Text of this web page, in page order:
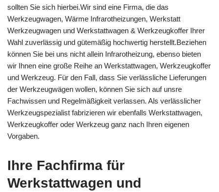
sollten Sie sich hierbei.Wir sind eine Firma, die das
Werkzeugwagen, Wärme Infrarotheizungen, Werkstatt
Werkzeugwagen und Werkstattwagen & Werkzeugkoffer Ihrer
Wahl zuverlässig und gütemäßig hochwertig herstellt.Beziehen
können Sie bei uns nicht allein Infrarotheizung, ebenso bieten
wir Ihnen eine große Reihe an Werkstattwagen, Werkzeugkoffer
und Werkzeug. Für den Fall, dass Sie verlässliche Lieferungen
der Werkzeugwägen wollen, können Sie sich auf unsre
Fachwissen und Regelmäßigkeit verlassen. Als verlässlicher
Werkzeugspezialist fabrizieren wir ebenfalls Werkstattwagen,
Werkzeugkoffer oder Werkzeug ganz nach Ihren eigenen
Vorgaben.
Ihre Fachfirma für
Werkstattwagen und